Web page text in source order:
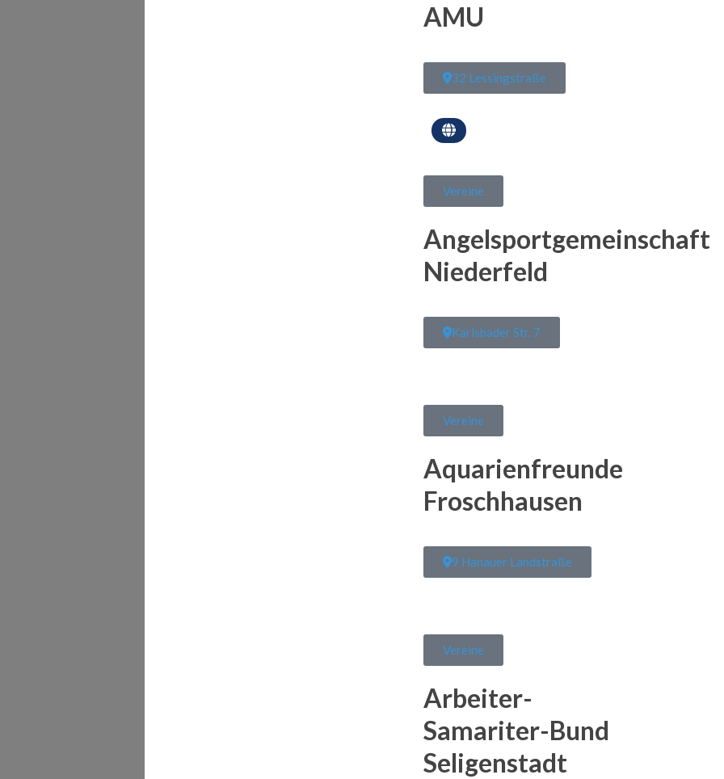
AMU
32 Lessingstraße
Vereine
Angelsportgemeinschaft
Niederfeld
Karlsbader Str. 7
Vereine
Aquarienfreunde
Froschhausen
9 Hanauer Landstraße
Vereine
Arbeiter-
Samariter-Bund
Seligenstadt